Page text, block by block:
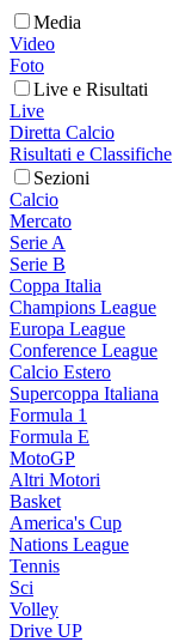
Media
Video
Foto
Live e Risultati
Live
Diretta Calcio
Risultati e Classifiche
Sezioni
Calcio
Mercato
Serie A
Serie B
Coppa Italia
Champions League
Europa League
Conference League
Calcio Estero
Supercoppa Italiana
Formula 1
Formula E
MotoGP
Altri Motori
Basket
America's Cup
Nations League
Tennis
Sci
Volley
Drive UP